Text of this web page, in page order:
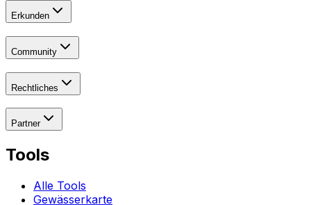
Erkunden
Community
Rechtliches
Partner
Tools
Alle Tools
Gewässerkarte